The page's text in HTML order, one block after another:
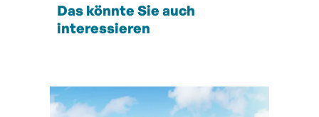
Das könnte Sie auch
interessieren